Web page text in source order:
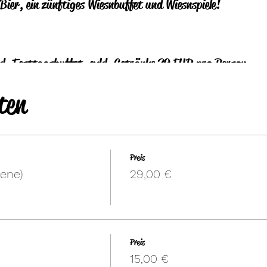
ein zünftiges Wiesnbuffet und Wiesnspiele!
exkl. Getränke 29 EUR pro Person
Preis
29,00 €
Preis
15,00 €